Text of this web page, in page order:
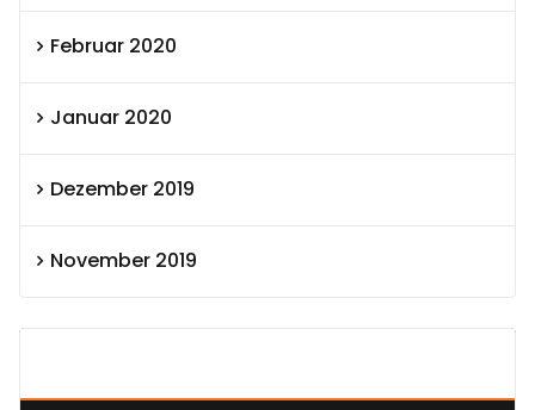
Februar 2020
Januar 2020
Dezember 2019
November 2019